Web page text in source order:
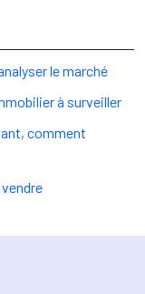
le marché
à surveiller
comment